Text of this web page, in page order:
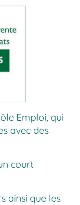
Emploi, qui
avec des
court
ainsi que les